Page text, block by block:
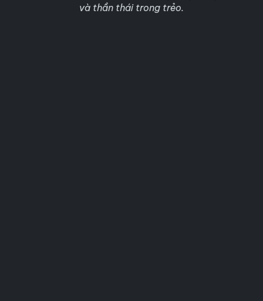
và thần thái trong trẻo.